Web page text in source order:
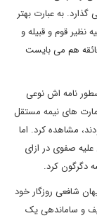
به عبارت بهتر
نظیر قوم و قبیله و
هم می بایست
نامه اش نوعی
های نیمه مستقل
مشاهده کرد. اما
علیه صفوی در ازای
دگرگون کرد.
شافعی روزگار خود
و ساماندهی یک